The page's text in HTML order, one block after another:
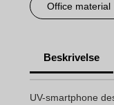
Office material
Beskrivelse
UV-smartphone